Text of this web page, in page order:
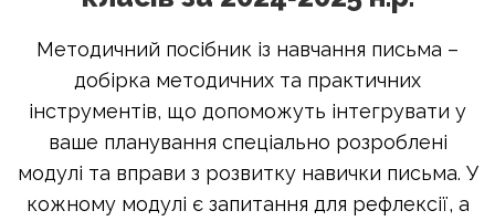
Методичний посібник із навчання письма –
добірка методичних та практичних
інструментів, що допоможуть інтегрувати у
ваше планування спеціально розроблені
модулі та вправи з розвитку навички письма. У
кожному модулі є запитання для рефлексії, а